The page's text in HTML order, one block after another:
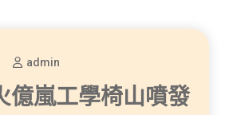
admin
億嵐工學椅山噴發